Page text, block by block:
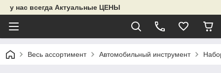
у нас всегда Актуальные ЦЕНЫ
Весь ассортимент Автомобильный инструмент